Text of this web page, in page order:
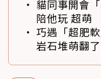
貓同事開會
陪他玩 超萌
巧遇「超肥
岩石堆萌翻了